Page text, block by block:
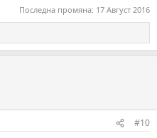
Последна промяна: 17 Август 2016
#10